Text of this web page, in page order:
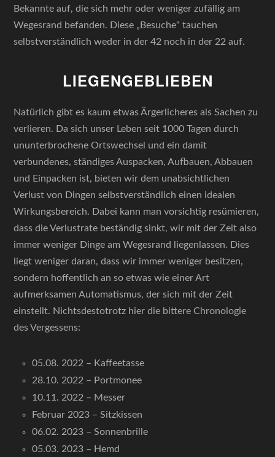
Bekannte auf, die sich mehr oder weniger zufällig am
Wegesrand befanden. Diese „Besuche“ tauchen
selbstverständlich weder in der 42 noch in der 22 auf.
LIEGENGEBLIEBEN
Natürlich gibt es kaum etwas Ärgerlicheres als Sachen zu
verlieren. Da sich unser Leben seit 1000 Tagen durch
ununterbrochene Ortswechsel und ein damit
verbundenes, ständiges Auspacken, Aufbauen, Abbauen
und Einpacken ist, bieten wir dem unabsichtlichen
Verlust von Dingen selbstverständlich einen idealen
Wirkungsbereich. Dabei kann man vorsichtig resümieren,
dass die Verlustrate beständig sinkt, wir mit der Zeit also
immer weniger Dinge am Wegesrand liegenlassen. Dies
liegt weniger daran, dass wir immer weniger besitzen,
sondern hoffentlich an so etwas wie einer Art
aufmerksamen Automatismus, der sich mit der Zeit
einstellt. Nichtsdestotrotz hier die bittere Chronologie
des Vergessens:
05.08. 2022 – Kaffeetasse
28.10. 2022 – Portmonee
10.11. 2022 – Messer
Februar 2023 – Sitzkissen
06.02. 2023 – Sonnenbrille
05.03. 2023 – Hemd